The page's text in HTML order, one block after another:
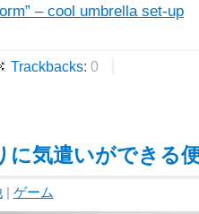
– cool umbrella set-up
Trackbacks: 0
に気遣いができる
| ゲーム